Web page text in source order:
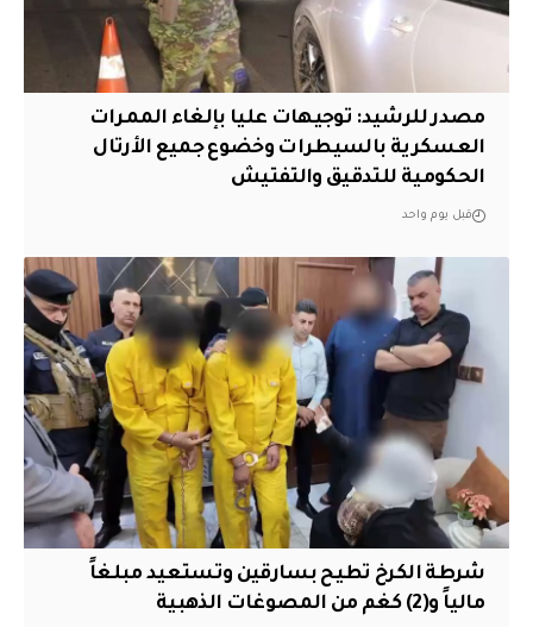
مصدر للرشيد: توجيهات عليا بإلغاء الممرات
العسكرية بالسيطرات وخضوع جميع الأرتال
الحكومية للتدقيق والتفتيش
قبل يوم واحد
شرطة الكرخ تطيح بسارقين وتستعيد مبلغاً
مالياً و(2) كغم من المصوغات الذهبية